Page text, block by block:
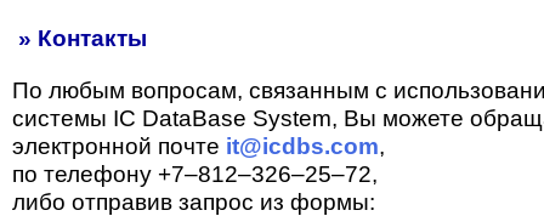
» Контакты
По любым вопросам, связанным с
системы IC DataBase System, Вы можете
электронной почте it@icdbs.com,
по телефону +7–812–326–25–72,
либо отправив запрос из формы: